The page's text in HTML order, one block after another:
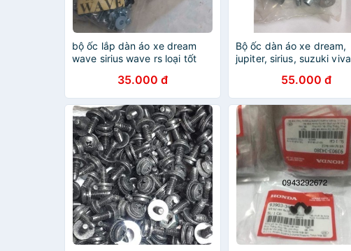
bộ ốc lắp dàn áo xe dream
wave sirius wave rs loại tốt
35.000 đ
Bộ ốc dàn áo xe dream,
jupiter, sirius, suzuki
55.000 đ